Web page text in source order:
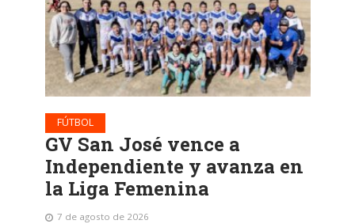
FÚTBOL
GV San José vence a
Independiente y avanza en
la Liga Femenina
7 de agosto de 2026